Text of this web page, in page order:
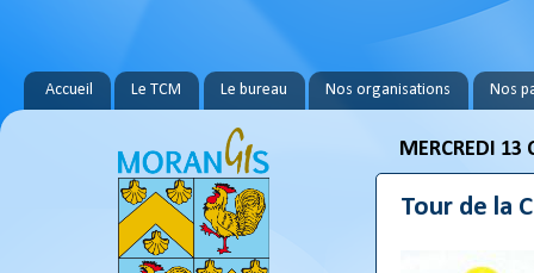
Accueil Le TCM Le bureau Nos organisations Nos
MERCREDI 13
Tour de la